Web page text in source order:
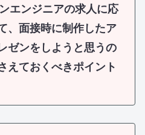
エンジニアの求人に応
、面接時に制作したア
ゼンをしようと思うの
えておくべきポイント